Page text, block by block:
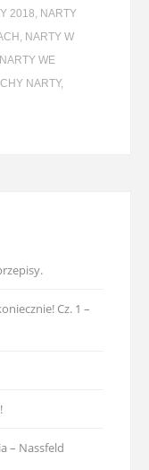
2018, NARTY
, NARTY W
NARTY WE
NARTY,
Cz. 1 –
– Nassfeld